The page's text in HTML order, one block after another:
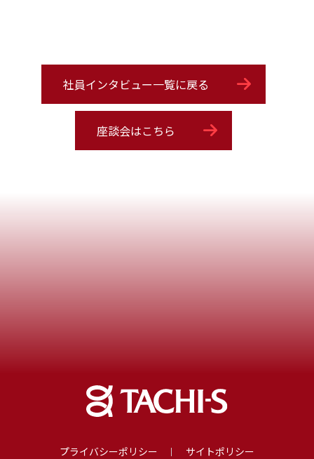
社員インタビュー一覧に戻る
座談会はこちら
プライバシーポリシー サイトポリシー